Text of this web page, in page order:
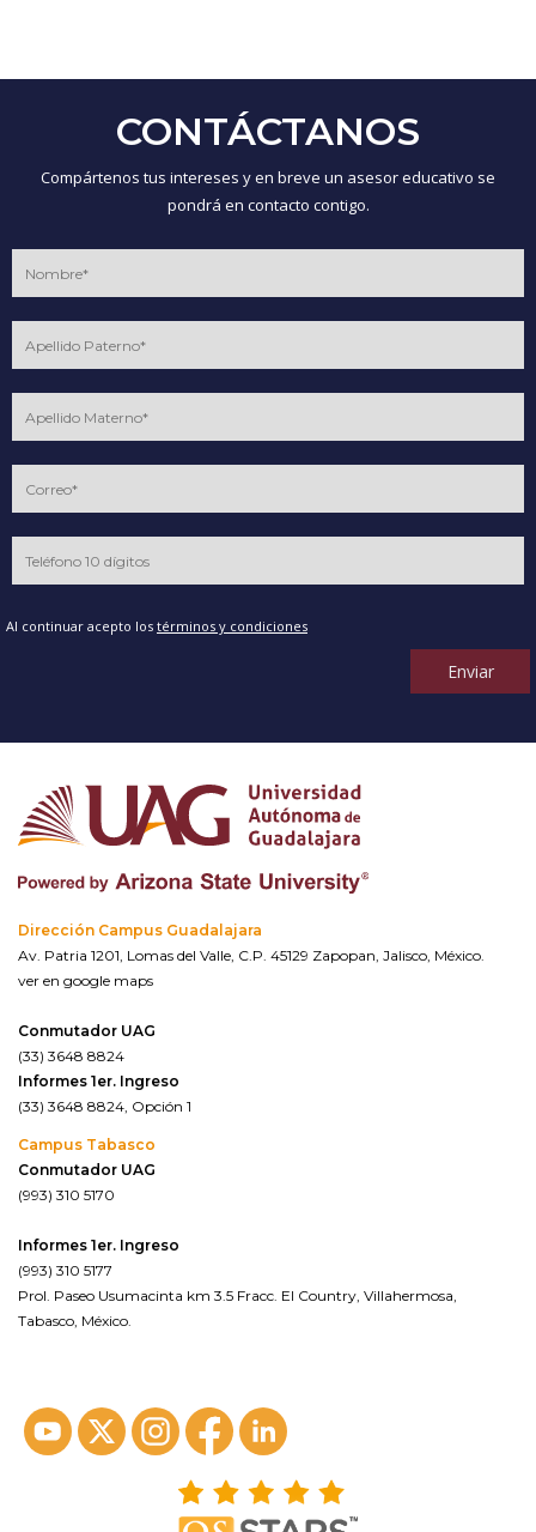
CONTÁCTANOS
Compártenos tus intereses y en breve un asesor educativo se
pondrá en contacto contigo.
Al continuar acepto los términos y condiciones
Enviar
Dirección Campus Guadalajara
Av. Patria 1201, Lomas del Valle, C.P. 45129 Zapopan, Jalisco, México.
ver en google maps
Conmutador UAG
(33) 3648 8824
Informes 1er. Ingreso
(33) 3648 8824, Opción 1
Campus Tabasco
Conmutador UAG
(993) 310 5170
Informes 1er. Ingreso
(993) 310 5177
Prol. Paseo Usumacinta km 3.5 Fracc. El Country, Villahermosa,
Tabasco, México.